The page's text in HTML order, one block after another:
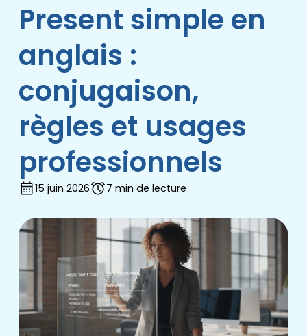
Present simple en
anglais :
conjugaison,
règles et usages
professionnels
15 juin 2026 7 min de lecture